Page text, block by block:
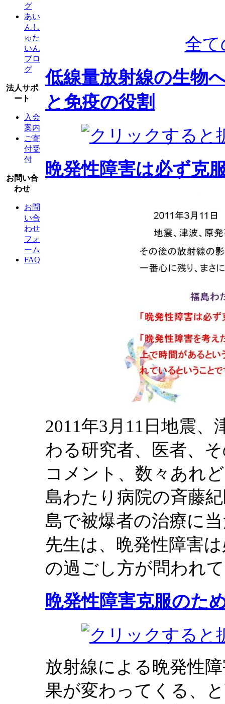
グ
あい
んし
ゅた
いん
ブロ
グ
法人サポ
ート
入会
案内
ご寄
付受
付
お問い合
わせ
お問
い合
わせ
フォ
ーム
FAQ
全
低線量放射線の生物
と免疫の役割
晩発性障害は必ず克
2011年3月11日地震
わる研究者、医者、
コメント、数々あれ
島わたり病院の斉藤
島で被爆者の治療に
先生は、晩発性障害
の過ごし方が問われ
晩発性障害克服のた
放射線による晩発性
果が変わってくる、